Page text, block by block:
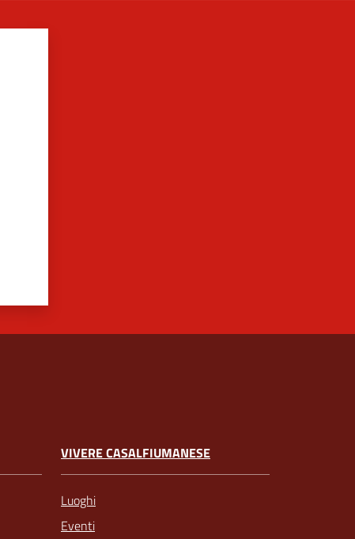
VIVERE CASALFIUMANESE
Luoghi
Eventi